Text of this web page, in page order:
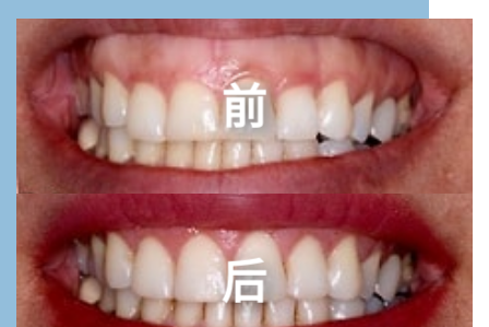
前
后